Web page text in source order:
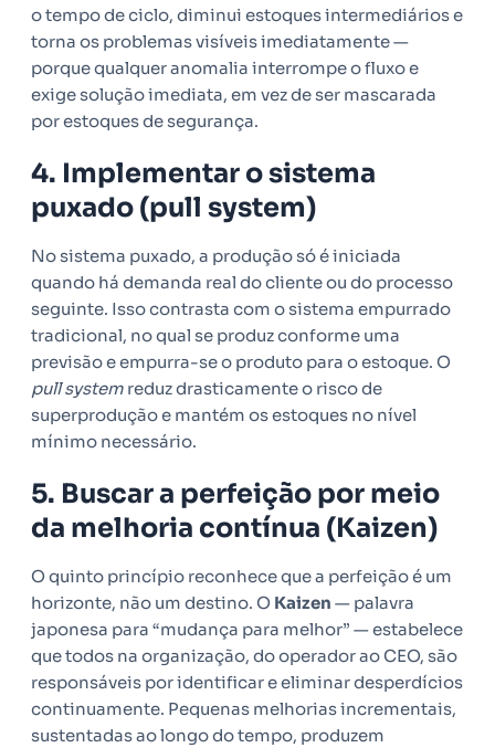
o tempo de ciclo, diminui estoques intermediários e
torna os problemas visíveis imediatamente —
porque qualquer anomalia interrompe o fluxo e
exige solução imediata, em vez de ser mascarada
por estoques de segurança.
4. Implementar o sistema
puxado (pull system)
No sistema puxado, a produção só é iniciada
quando há demanda real do cliente ou do processo
seguinte. Isso contrasta com o sistema empurrado
tradicional, no qual se produz conforme uma
previsão e empurra-se o produto para o estoque. O
pull system reduz drasticamente o risco de
superprodução e mantém os estoques no nível
mínimo necessário.
5. Buscar a perfeição por meio
da melhoria contínua (Kaizen)
O quinto princípio reconhece que a perfeição é um
horizonte, não um destino. O Kaizen — palavra
japonesa para “mudança para melhor” — estabelece
que todos na organização, do operador ao CEO, são
responsáveis por identificar e eliminar desperdícios
continuamente. Pequenas melhorias incrementais,
sustentadas ao longo do tempo, produzem